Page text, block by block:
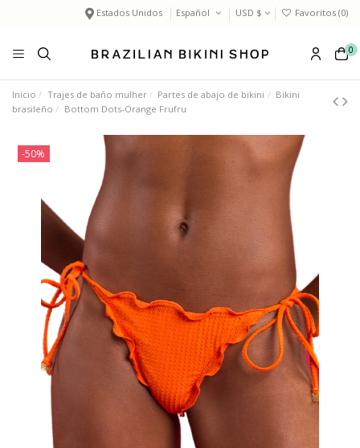
Estados Unidos Español USD $ Favoritos (0)
0
Inicio Trajes de baño mulher Partes de abajo de bikini
Bikini
brasileño
Bottom Dots-Orange Frufru
-50%